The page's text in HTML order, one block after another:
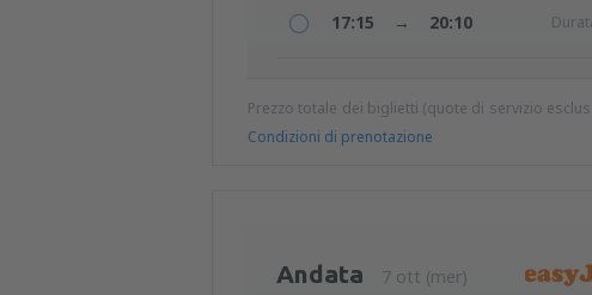
17:15 → 20:10
Prezzo totale dei biglietti (quote di servizio
Condizioni di prenotazione
Andata 7 ott (mer)